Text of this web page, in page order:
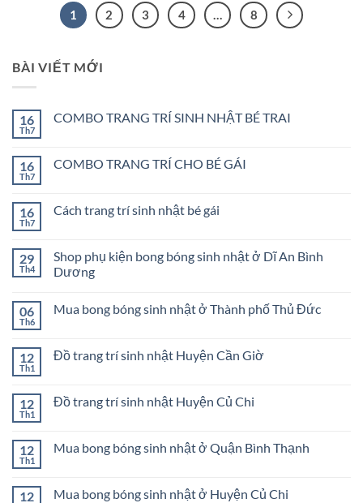
1 2 3 4 … 8
BÀI VIẾT MỚI
16
Th7
COMBO TRANG TRÍ SINH NHẬT BÉ TRAI
luận
TRÍ
SINH
16
Th7
COMBO TRANG TRÍ CHO BÉ GÁI
luận
TRÍ
CHO
BÉ
16
Th7
Cách trang trí sinh nhật bé gái
luận
ở
Cách
sinh
29
Th4
Shop phụ kiện bong bóng sinh nhật ở Dĩ An Bình
Dương
bình
phụ
kiện
nhật
Bình
Dương
06
Th6
Mua bong bóng sinh nhật ở Thành phố Thủ Đức
luận
bóng
sinh
phố
12
Th1
Đồ trang trí sinh nhật Huyện Cần Giờ
luận
trí
sinh
Giờ
12
Th1
Đồ trang trí sinh nhật Huyện Củ Chi
luận
trí
12
Th1
Mua bong bóng sinh nhật ở Quận Bình Thạnh
luận
12 Mua bong bóng sinh nhật ở Huyện Củ Chi